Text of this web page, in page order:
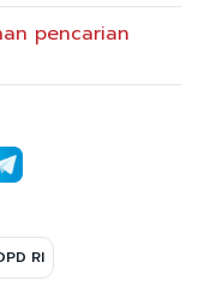
pencarian
RI